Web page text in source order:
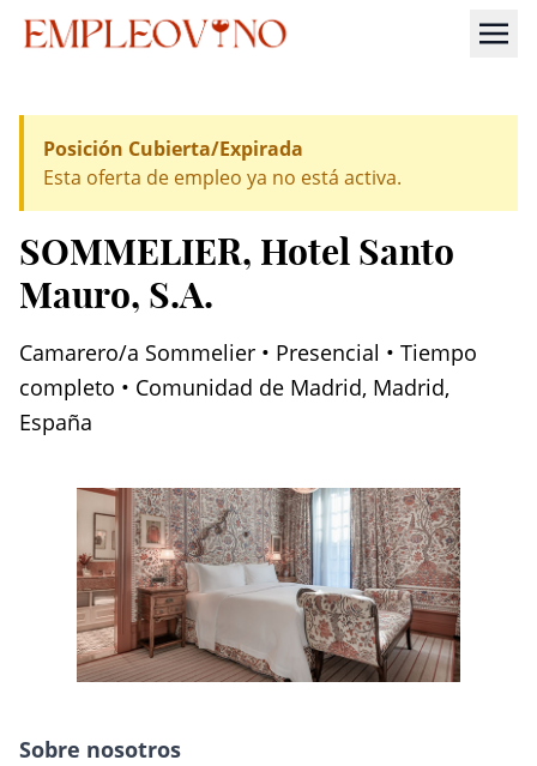
Posición Cubierta/Expirada
Esta oferta de empleo ya no está activa.
SOMMELIER, Hotel Santo
Mauro, S.A.
Camarero/a Sommelier • Presencial • Tiempo
completo • Comunidad de Madrid, Madrid,
España
Sobre nosotros